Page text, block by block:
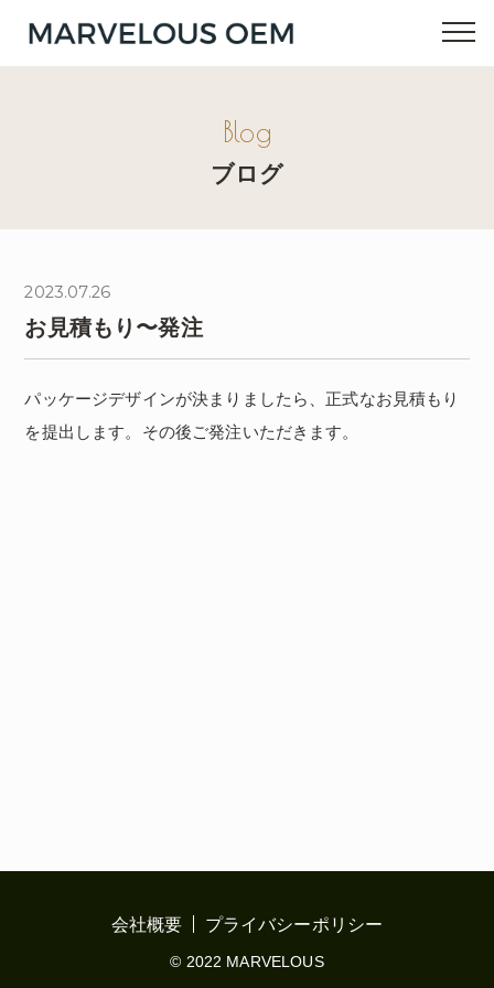
Blog
ブログ
2023.07.26
お見積もり〜発注
パッケージデザインが決まりましたら、正式なお見積もり
を提出します。その後ご発注いただきます。
会社概要 プライバシーポリシー
© 2022 MARVELOUS